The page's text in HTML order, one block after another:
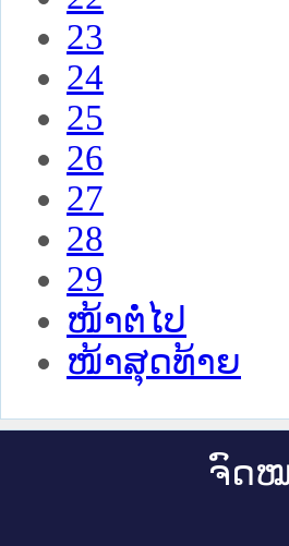
23
24
25
26
27
28
29
ໜ້າຕໍ່ໄປ
ໜ້າສຸດທ້າຍ
ຈົດ​ໝ